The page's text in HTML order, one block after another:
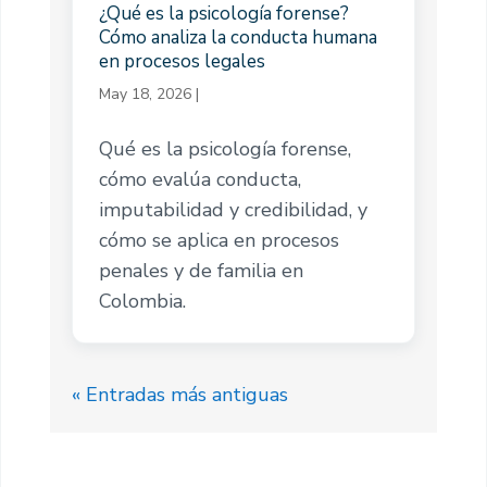
¿Qué es la psicología forense?
Cómo analiza la conducta humana
en procesos legales
May 18, 2026|
Qué es la psicología forense,
cómo evalúa conducta,
imputabilidad y credibilidad, y
cómo se aplica en procesos
penales y de familia en
Colombia.
« Entradas más antiguas